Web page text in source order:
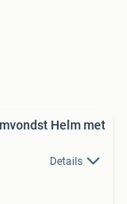
Helm met
Details